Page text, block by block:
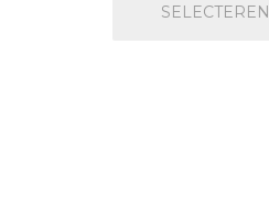
SELECTEREN